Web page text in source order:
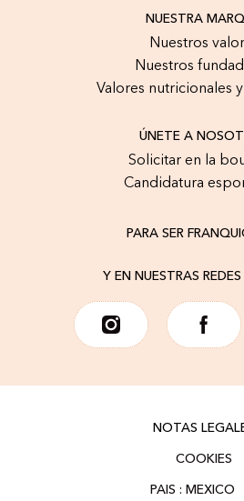
NUESTRA
Nuestros
Nuestros
Valores nutricionales
ÚNETE A
Solicitar en la
Candidatura
PARA SER
Y EN NUESTRAS
NOTAS
COOKIES